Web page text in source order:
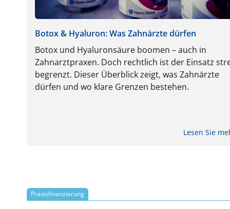
Botox & Hyaluron: Was Zahnärzte dürfen
Botox und Hyaluronsäure boomen – auch in
Zahnarztpraxen. Doch rechtlich ist der Einsatz
begrenzt. Dieser Überblick zeigt, was Zahnärzte
dürfen und wo klare Grenzen bestehen.
Lesen Sie
Praxisfinanzierung